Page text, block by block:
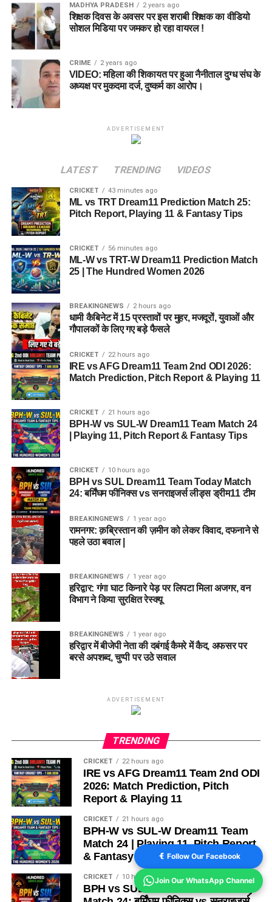
MADHYA PRADESH 2 years ago
शिक्षक दिवस के अवसर पर इस शराबी शिक्षक का वीडियो
सोशल मिडिया पर जमकर हो रहा वायरल !
CRIME 2 years ago
VIDEO: महिला की शिकायत पर हुआ नैनीताल दुग्ध संघ के
अध्यक्ष पर मुकदमा दर्ज, दुष्कर्म का आरोप।
ADVERTISEMENT
LATEST TRENDING VIDEOS
CRICKET 43 minutes ago
ML vs TRT Dream11 Prediction Match 25:
Pitch Report, Playing 11 & Fantasy Tips
CRICKET 56 minutes ago
ML-W vs TRT-W Dream11 Prediction Match
25 | The Hundred Women 2026
BREAKINGNEWS 2 hours ago
धामी कैबिनेट में 15 प्रस्तावों पर मुहर, मजदूरों, युवाओं और
गौपालकों के लिए गए बड़े फैसले
CRICKET 22 hours ago
IRE vs AFG Dream11 Team 2nd ODI 2026:
Match Prediction, Pitch Report & Playing 11
CRICKET 21 hours ago
BPH-W vs SUL-W Dream11 Team Match 24
| Playing 11, Pitch Report & Fantasy Tips
CRICKET 10 hours ago
BPH vs SUL Dream11 Team Today Match
24: बर्मिंघम फीनिक्स vs सनराइजर्स लीड्स ड्रीम11 टीम
BREAKINGNEWS 1 year ago
रामनगर: क़ब्रिस्तान की ज़मीन को लेकर विवाद, दफनाने से
पहले उठा बवाल |
BREAKINGNEWS 1 year ago
हरिद्वार: गंगा घाट किनारे पेड़ पर लिपटा मिला अजगर, वन
विभाग ने किया सुरक्षित रेस्क्यू
BREAKINGNEWS 1 year ago
हरिद्वार में बीजेपी नेता की दबंगई कैमरे में कैद, अफसर पर
बरसे अपशब्द, चुप्पी पर उठे सवाल
ADVERTISEMENT
TRENDING
CRICKET 22 hours ago
IRE vs AFG Dream11 Team 2nd ODI
2026: Match Prediction, Pitch
Report & Playing 11
CRICKET 21 hours ago
BPH-W vs SUL-W Dream11 Team
Match 24 | Playing 11, Pitch Report
& Fantasy Tips
CRICKET 10 hours ago
BPH vs SUL Dream11 Team Today
Follow Our Facebook
Join Our WhatsApp Channel